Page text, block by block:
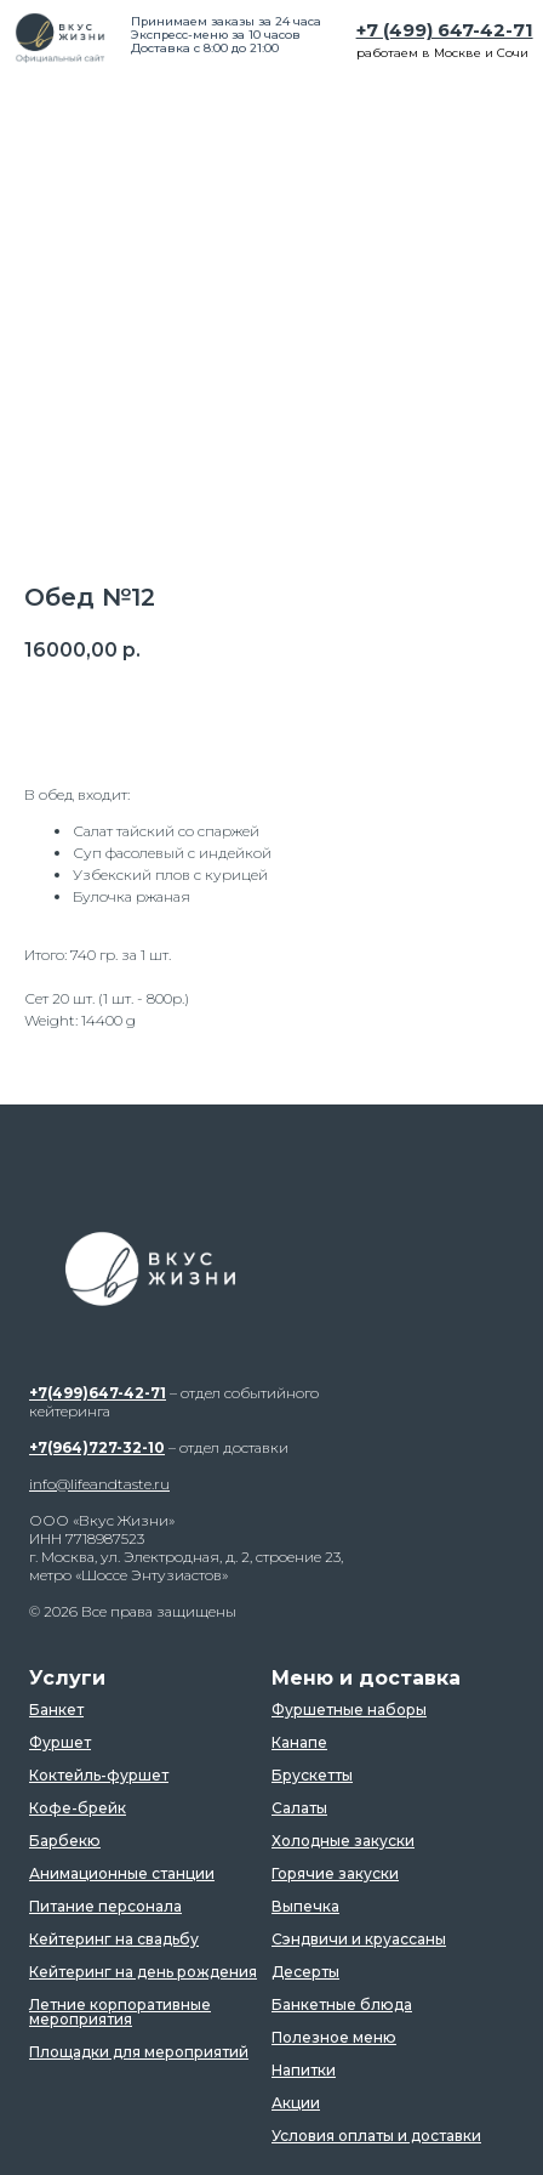
+7 (499) 647-42-71
работаем в Москве и Сочи
Принимаем заказы за 24 часа
Экспресс-меню за 10 часов
Доставка с 8:00 до 21:00
Обед №12
16000,00 р.
В обед входит:
Салат тайский со спаржей
Суп фасолевый с индейкой
Узбекский плов с курицей
Булочка ржаная
Итого: 740 гр. за 1 шт.
Сет 20 шт. (1 шт. - 800р.)
Weight: 14400 g
+7(499)647-42-71 – отдел событийного
кейтеринга
+7(964)727-32-10 – отдел доставки
info@lifeandtaste.ru
ООО «Вкус Жизни»
ИНН 7718987523
г. Москва, ул. Электродная, д. 2, строение 23,
метро «Шоссе Энтузиастов»
© 2026 Все права защищены
Услуги
Банкет
Фуршет
Коктейль-фуршет
Кофе-брейк
Барбекю
Анимационные станции
Питание персонала
Кейтеринг на свадьбу
Кейтеринг на день рождения
Летние корпоративные
мероприятия
Площадки для мероприятий
Меню и доставка
Фуршетные наборы
Канапе
Брускетты
Салаты
Холодные закуски
Горячие закуски
Выпечка
Сэндвичи и круассаны
Десерты
Банкетные блюда
Полезное меню
Напитки
Акции
Условия оплаты и доставки